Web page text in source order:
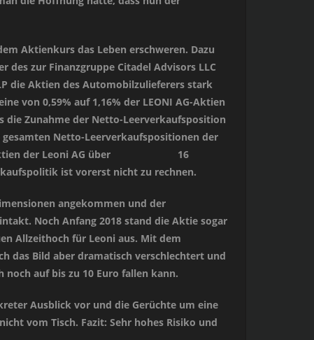
Aktienkurs das Leben erschweren. Dazu
des zur Finanzgruppe Citadel Advisors LLC
die Aktien des Automobilzulieferers stark
von 0,59% auf 1,16% der LEONI AG-Aktien
die Zunahme der Netto-Leerverkaufsposition
Netto-Leerverkaufspositionen der
Aktien der Leoni AG über 16
ist vorerst nicht zu rechnen.
angekommen und der
Noch Anfang 2018 stand die Aktie sogar
Allzeithoch für Leoni aus. Mit dem
das Bild aber dramatisch verschlechtert und
noch auf bis zu 10 Euro fallen kann.
Ausblick vor und die Gerüchte um eine
vom Tisch. Fazit: Sehr hohes Risiko und